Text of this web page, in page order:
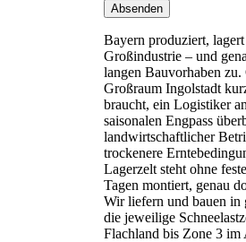
Absenden
Bayern produziert,
Großindustrie – und
langen Bauvorhaben
Großraum Ingolstadt
braucht, ein Logistiker
saisonalen Engpass
landwirtschaftlicher
trockenere
Lagerzelt steht ohne
Tagen montiert, genau
Wir liefern und bauen in
die jeweilige
Flachland bis Zone 3 im